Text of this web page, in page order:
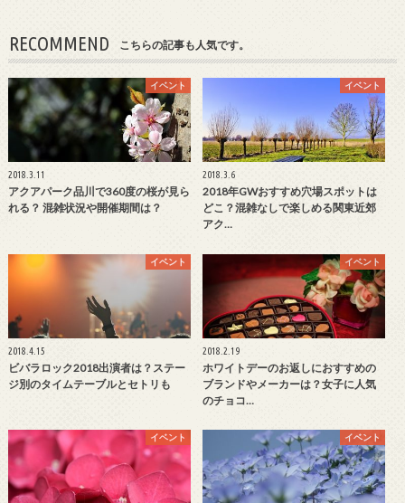
RECOMMEND こちらの記事も人気です。
イベント
2018.3.11
アクアパーク品川で360度の桜が見ら
れる？ 混雑状況や開催期間は？
イベント
2018.3.6
2018年GWおすすめ穴場スポットは
どこ？混雑なしで楽しめる関東近郊
アク…
イベント
2018.4.15
ビバラロック2018出演者は？ステー
ジ別のタイムテーブルとセトリも
イベント
2018.2.19
ホワイトデーのお返しにおすすめの
ブランドやメーカーは？女子に人気
のチョコ…
イベント イベント